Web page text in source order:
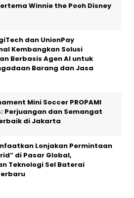
Winnie the Pooh Disney
dan UnionPay
Kembangkan Solusi
Berbasis Agen AI untuk
Barang dan Jasa
Mini Soccer PROPAMI
Perjuangan dan Semangat
di Jakarta
Lonjakan Permintaan
di Pasar Global,
Teknologi Sel Baterai